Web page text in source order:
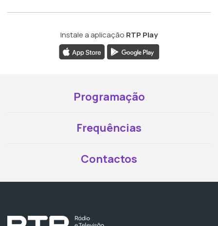
Instale a aplicação RTP Play
Programação
Frequências
Contactos